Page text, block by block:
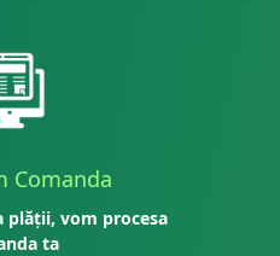
Comanda
plății, vom procesa
ta